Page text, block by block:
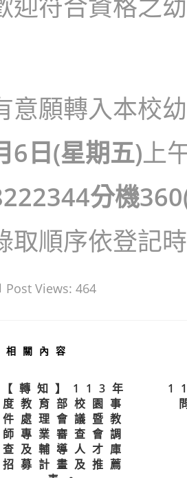
意願轉入本校
6日(星期五)上
分機
取順序依登記
Post Views: 464
相關內容
【轉知】113年
度教育部校園事
件處理會議暨教
師專業審查會調
查及輔導人才庫
招募計畫及推薦